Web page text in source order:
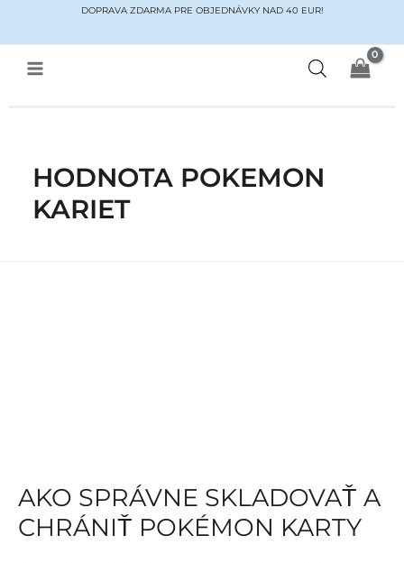
DOPRAVA ZDARMA PRE OBJEDNÁVKY NAD 40 EUR!
Main
HODNOTA POKEMON
KARIET
AKO SPRÁVNE SKLADOVAŤ A
CHRÁNIŤ POKÉMON KARTY